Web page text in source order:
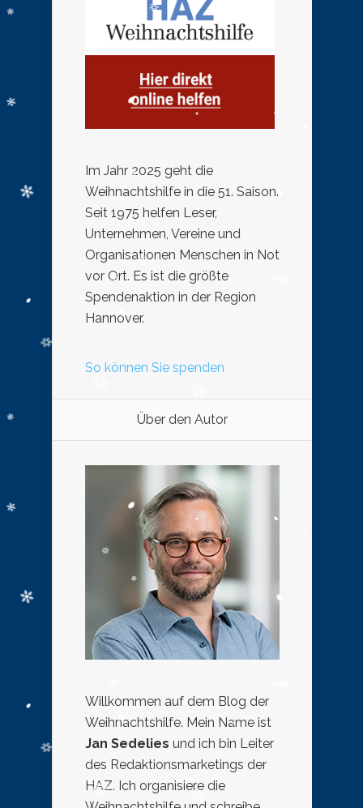
Im Jahr 2025 geht die
Weihnachtshilfe in die 51. Saison.
Seit 1975 helfen Leser,
Unternehmen, Vereine und
Organisationen Menschen in Not
vor Ort. Es ist die größte
Spendenaktion in der Region
Hannover.
So können Sie spenden
Über den Autor
Willkommen auf dem Blog der
Weihnachtshilfe. Mein Name ist
Jan Sedelies und ich bin Leiter
des Redaktionsmarketings der
HAZ. Ich organisiere die